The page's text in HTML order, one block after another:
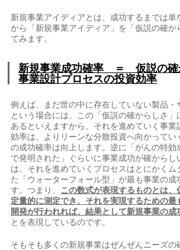
新規事業アイディアとは、成功するまでは単
から「新規事業アイディア」を「仮説の確か
てみます。
新規事業成功確率 ＝ 仮説の
事業設計プロセスの投資効率
例えば、まだ世の中に存在していない製品・
という場合には、この「仮説の確からしさ」
あるといえますから、それを進めていく事業
効率は、よりリーンな分散投資へ向かってい
の成功確率は向上します。逆に「がんの特効
で発明された」ぐらいに事業成功が確からし
は、それを進めていくプロセスはとにかくム
た「ウォーターフォール型」が最も事業の成
す。つまり、 この数式が表現するものとは
定量的に測定でき、それを実現するための最
開発が行われれば、結果として新規事業の成
とを表現しているのです。
そもそも多くの新規事業はぜんぜんニーズの